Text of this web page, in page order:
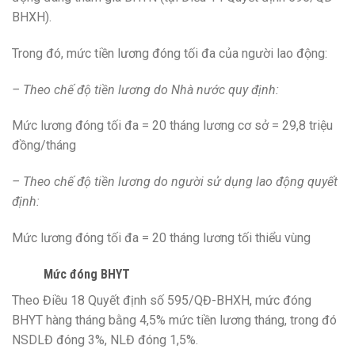
BHXH).
Trong đó, mức tiền lương đóng tối đa của người lao động:
– Theo chế độ tiền lương do Nhà nước quy định:
Mức lương đóng tối đa = 20 tháng lương cơ sở = 29,8 triệu
đồng/tháng
– Theo chế độ tiền lương do người sử dụng lao động quyết
định:
Mức lương đóng tối đa = 20 tháng lương tối thiểu vùng
Mức đóng BHYT
Theo Điều 18 Quyết định số 595/QĐ-BHXH, mức đóng
BHYT hàng tháng bằng 4,5% mức tiền lương tháng, trong đó
NSDLĐ đóng 3%, NLĐ đóng 1,5%.